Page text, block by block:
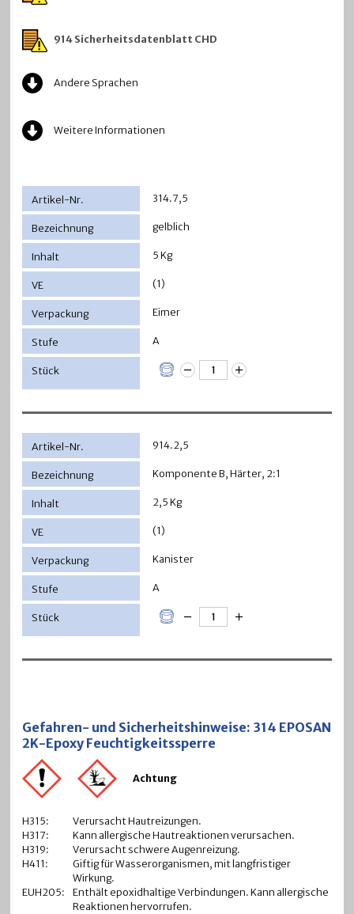
914 Sicherheitsdatenblatt CHD
Andere Sprachen
Weitere Informationen
314.7,5
gelblich
5 Kg
(1)
Eimer
A
914.2,5
Komponente B, Härter, 2:1
2,5 Kg
(1)
Kanister
A
Gefahren- und Sicherheitshinweise: 314 EPOSAN
2K-Epoxy Feuchtigkeitssperre
Achtung
H315:
Verursacht Hautreizungen.
H317:
Kann allergische Hautreaktionen verursachen.
H319:
Verursacht schwere Augenreizung.
H411:
Giftig für Wasserorganismen, mit langfristiger
Wirkung.
EUH205:
Enthält epoxidhaltige Verbindungen. Kann allergische
Reaktionen hervorrufen.